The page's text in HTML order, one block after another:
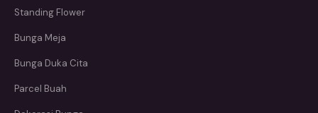
Standing Flower
Bunga Meja
Bunga Duka Cita
Parcel Buah